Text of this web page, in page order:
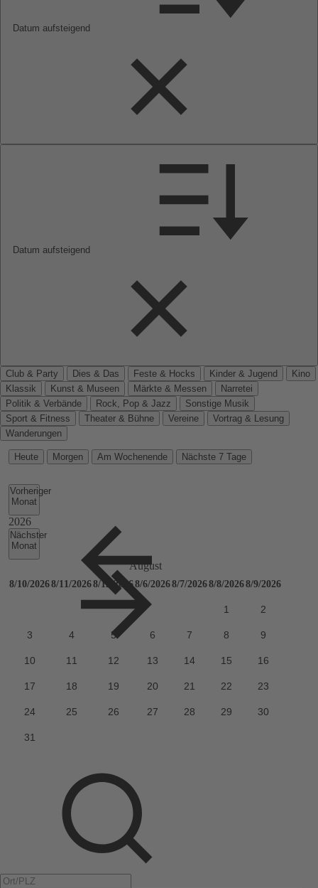
Datum aufsteigend
Datum aufsteigend
Club & Party Dies & Das Feste & Hocks Kinder & Jugend
Kino
Klassik
Kunst & Museen Märkte & Messen
Narretei
Politik & Verbände
Rock, Pop & Jazz
Sonstige Musik
Sport & Fitness
Theater & Bühne Vereine
Vortrag & Lesung
Wanderungen
Heute Morgen Am Wochenende Nächste 7 Tage
Vorheriger
Monat
Nächster
Monat